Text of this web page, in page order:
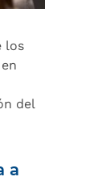
los
del
a